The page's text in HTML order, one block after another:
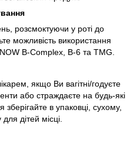
розсмоктуючи у роті до
можливість використання
B-Complex, B-6 та TMG.
якщо Ви вагітні/годуєте
або страждаєте на будь-які
зберігайте в упаковці, сухому,
дітей місці.